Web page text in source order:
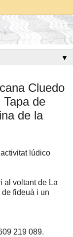
▼
Cluedo
de
de la
lúdico
al voltant de La
de fideuà i un
219 089.